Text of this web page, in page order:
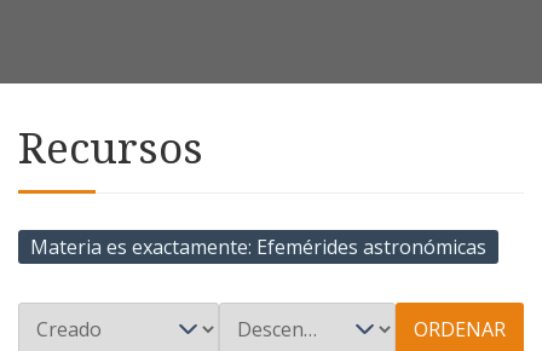
Recursos
Materia es exactamente Efemérides astronómicas
ORDENAR